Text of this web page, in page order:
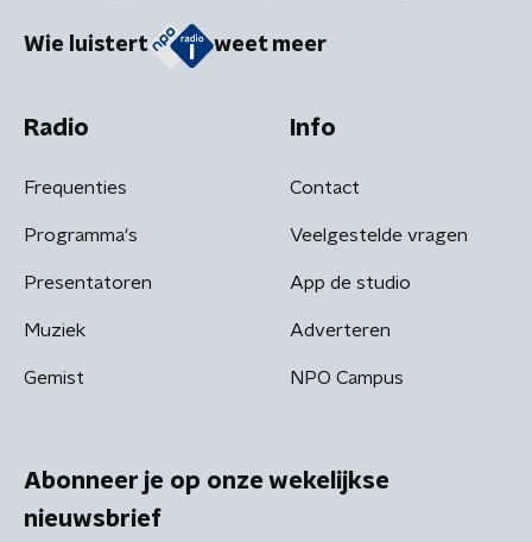
Wie luistert weet meer
Radio
Frequenties
Programma's
Presentatoren
Muziek
Gemist
Info
Contact
Veelgestelde vragen
App de studio
Adverteren
NPO Campus
Abonneer je op onze wekelijkse
nieuwsbrief